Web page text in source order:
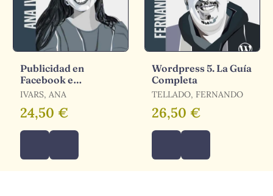
Publicidad en
Facebook e
Instagram. Curso
Práctico para Crear
Anuncios que Vende
IVARS, ANA
24,50 €
Wordpress 5. La Guía
Completa
TELLADO, FERNANDO
26,50 €